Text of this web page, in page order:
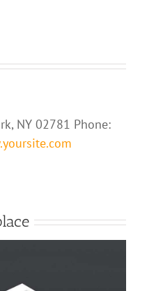
NY 02781 Phone: